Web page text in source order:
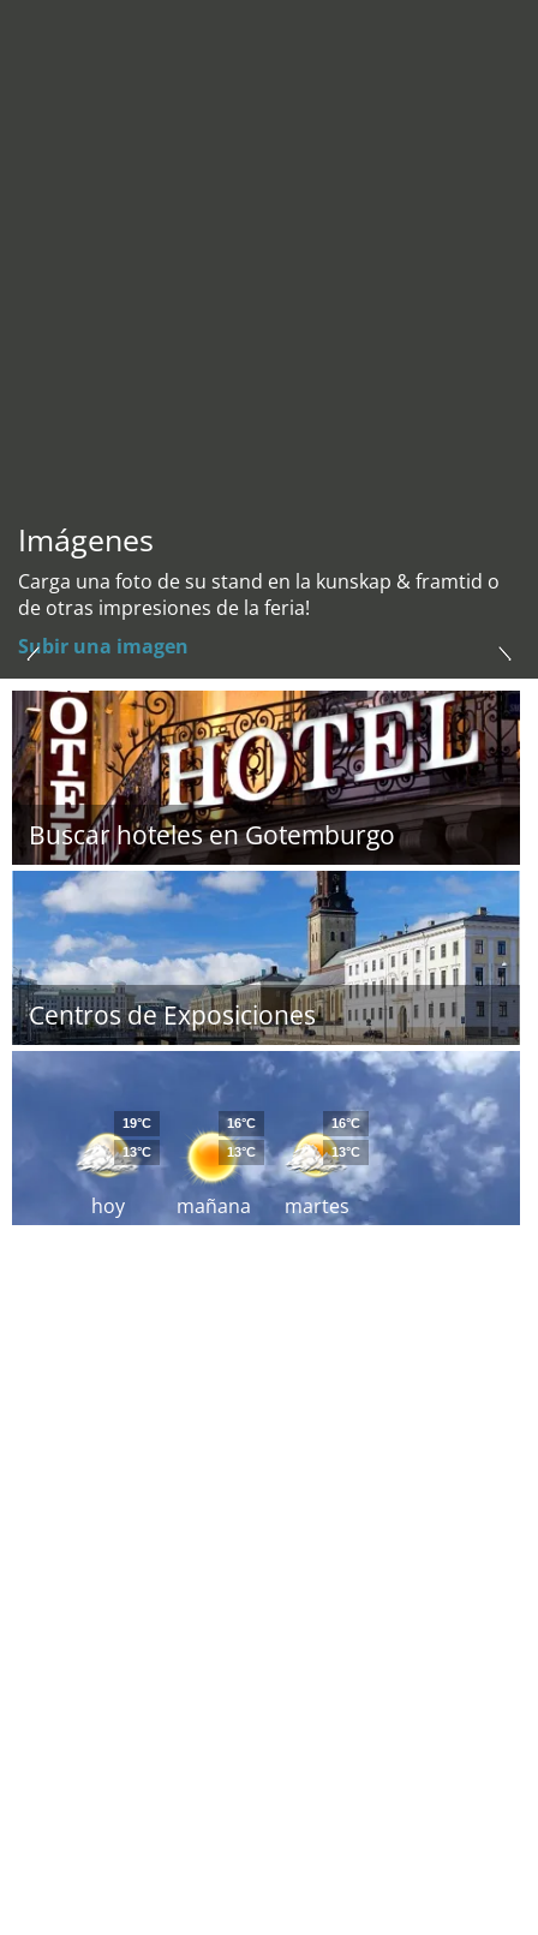
Imágenes
Carga una foto de su stand en la kunskap & framtid o
de otras impresiones de la feria!
Subir una imagen
Buscar hoteles en Gotemburgo
Centros de Exposiciones
hoy
19°C
13°C
mañana
16°C
13°C
martes
16°C
13°C